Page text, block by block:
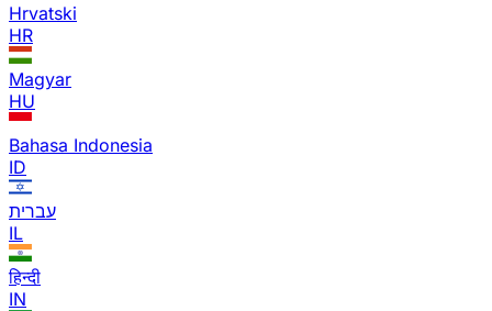
Hrvatski
HR
Magyar
HU
Bahasa Indonesia
ID
עברית
IL
हिन्दी
IN